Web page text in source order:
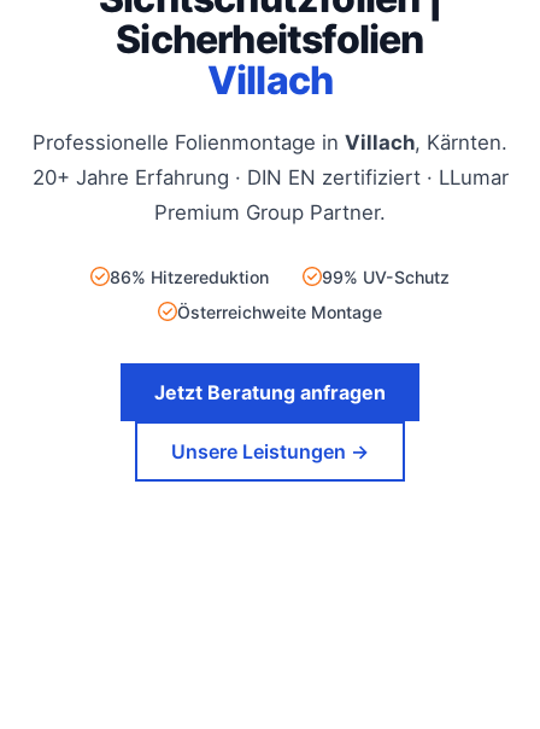
Sicherheitsfolien
Villach
Professionelle Folienmontage in Villach, Kärnten.
20+ Jahre Erfahrung · DIN EN zertifiziert · LLumar
Premium Group Partner.
86% Hitzereduktion
99% UV-Schutz
Österreichweite Montage
Jetzt Beratung anfragen
Unsere Leistungen →